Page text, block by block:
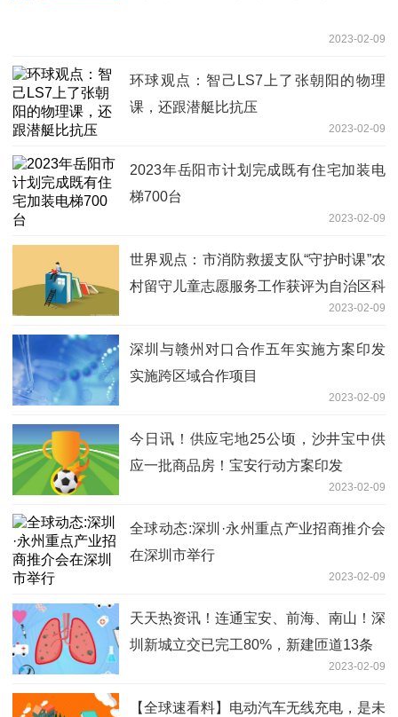
2023-02-09
环球观点：智己LS7上了张朝阳的物理
课，还跟潜艇比抗压
2023-02-09
2023年岳阳市计划完成既有住宅加装电
梯700台
2023-02-09
世界观点：市消防救援支队“守护时课”农
村留守儿童志愿服务工作获评为自治区科
2023-02-09
深圳与赣州对口合作五年实施方案印发
实施跨区域合作项目
2023-02-09
今日讯！供应宅地25公顷，沙井宝中供
应一批商品房！宝安行动方案印发
2023-02-09
全球动态:深圳·永州重点产业招商推介会
在深圳市举行
2023-02-09
天天热资讯！连通宝安、前海、南山！深
圳新城立交已完工80%，新建匝道13条
2023-02-09
【全球速看料】电动汽车无线充电，是未